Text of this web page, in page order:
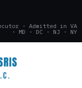
· Admitted in VA
· MD · DC · NJ · NY